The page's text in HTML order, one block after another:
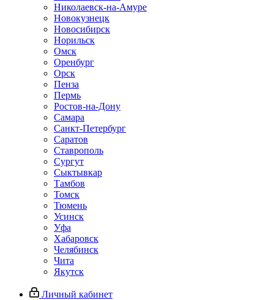
Николаевск-на-Амуре
Новокузнецк
Новосибирск
Норильск
Омск
Оренбург
Орск
Пенза
Пермь
Ростов-на-Дону
Самара
Санкт-Петербург
Саратов
Ставрополь
Сургут
Сыктывкар
Тамбов
Томск
Тюмень
Усинск
Уфа
Хабаровск
Челябинск
Чита
Якутск
Личный кабинет